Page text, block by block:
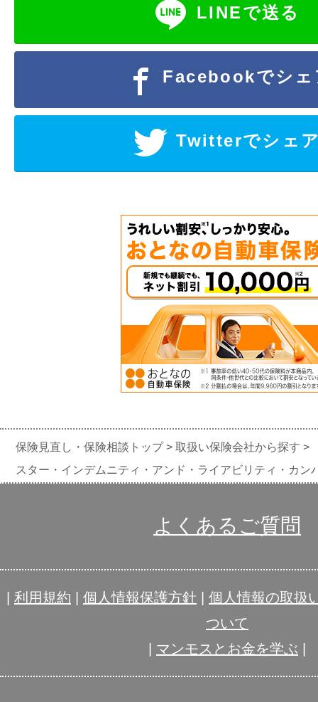
LINEで送る
Facebookでシェ
Twitterでシェ
保険見直し・保険相談トップ
取扱い保険会社から探す
スター・インデムニティ・アンド・ライアビリティ・カン
よくあるご質問
利用規約 個人情報保護方針
個人情報の取扱
ついて
マンモスとお金を学ぶ